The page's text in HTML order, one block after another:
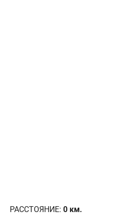
РАССТОЯНИЕ: 0 км.